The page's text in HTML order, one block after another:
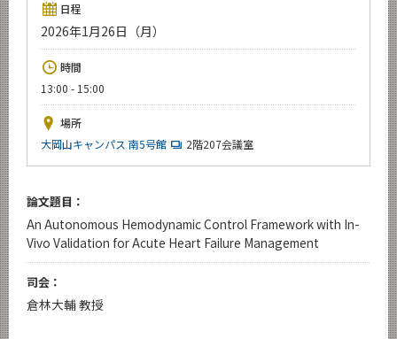
日程
2026年1月26日（月）
時間
13:00 - 15:00
場所
大岡山キャンパス 南5号館
2階207会議室
論文題目：
An Autonomous Hemodynamic Control Framework with In-
Vivo Validation for Acute Heart Failure Management
司会：
倉林大輔 教授
入学案内
Admissions
システム制御系 News
イベントカレンダー
Event Calendar
今後の課程別イベント
年別アーカイブ